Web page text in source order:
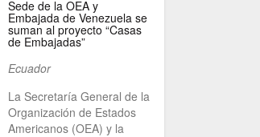
Sede de la OEA y
Embajada de Venezuela se
suman al proyecto “Casas
de Embajadas”
Ecuador
La Secretaría General de la
Organización de Estados
Americanos (OEA) y la